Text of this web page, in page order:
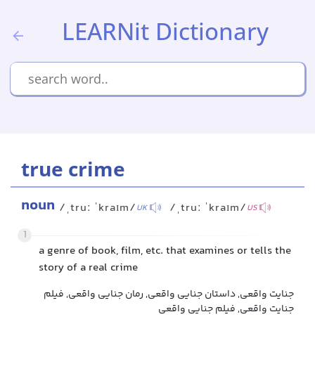
LEARNit Dictionary
true crime
noun /ˌtruː ˈkraɪm/UK /ˌtruː ˈkraɪm/US
1
a genre of book, film, etc. that examines or tells the
story of a real crime
جنایت واقعی, داستان جنایی واقعی, رمان جنایی واقعی, فیلم
جنایت واقعی, فیلم جنایی واقعی